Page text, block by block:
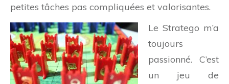
petites tâches pas compliquées et valorisantes.
Le Stratego m’a
toujours
passionné. C’est
un jeu de